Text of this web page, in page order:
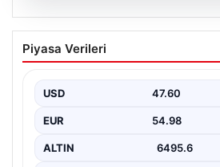
DAP Yapı’dan bir ilk!
güvencesi Dap
Piyasa Verileri
USD 47.60
EUR 54.98
ALTIN 6495.6